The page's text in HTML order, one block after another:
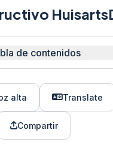
de contenidos
alta Translate
Compartir